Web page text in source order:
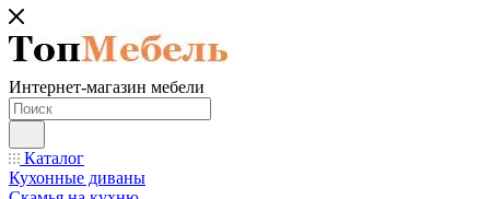
Интернет-магазин мебели
Каталог
Кухонные диваны